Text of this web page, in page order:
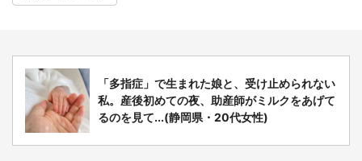
「多指症」で生まれた娘と、受け止められない
私。産後初めての夜、助産師がミルクをあげて
るのを見て...(静岡県・20代女性)